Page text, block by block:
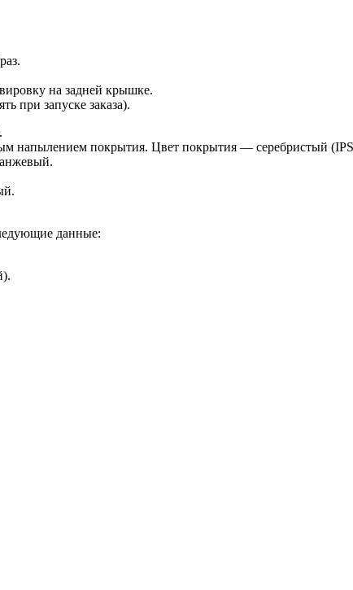
на задней крышке.
при запуске заказа).
напылением покрытия. Цвет покрытия — серебристый
данные: